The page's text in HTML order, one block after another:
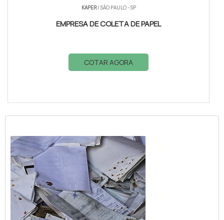
KAPER/ SÃO PAULO - SP
EMPRESA DE COLETA DE PAPEL
COTAR AGORA